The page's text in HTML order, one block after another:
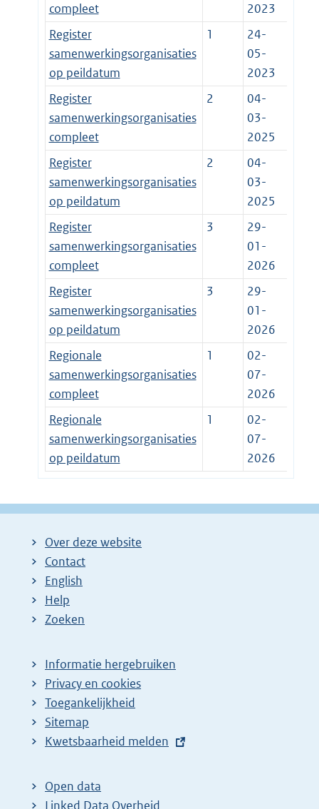
compleet
2023
Register
samenwerkingsorganisaties
op peildatum
1
24-
05-
2023
Register
samenwerkingsorganisaties
compleet
2
04-
03-
2025
Register
samenwerkingsorganisaties
op peildatum
2
04-
03-
2025
Register
samenwerkingsorganisaties
compleet
3
29-
01-
2026
Register
samenwerkingsorganisaties
op peildatum
3
29-
01-
2026
Regionale
samenwerkingsorganisaties
compleet
1
02-
07-
2026
Regionale
samenwerkingsorganisaties
op peildatum
1
02-
07-
2026
Over deze website
Contact
English
Help
Zoeken
Informatie hergebruiken
Privacy en cookies
Toegankelijkheid
Sitemap
E
t
e
Kwetsbaarheid melden
Open data
Linked Data Overheid